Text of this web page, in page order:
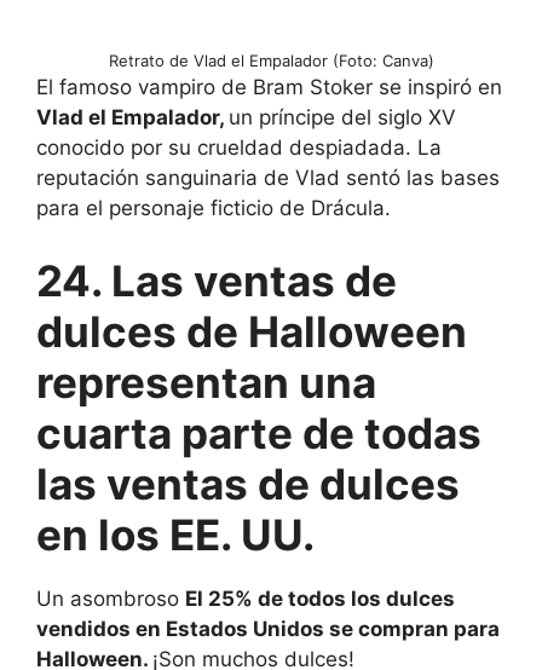
Retrato de Vlad el Empalador (Foto: Canva)
El famoso vampiro de Bram Stoker se inspiró en
Vlad el Empalador, un príncipe del siglo XV
conocido por su crueldad despiadada. La
reputación sanguinaria de Vlad sentó las bases
para el personaje ficticio de Drácula.
24. Las ventas de
dulces de Halloween
representan una
cuarta parte de todas
las ventas de dulces
en los EE. UU.
Un asombroso El 25% de todos los dulces
vendidos en Estados Unidos se compran para
Halloween. ¡Son muchos dulces!